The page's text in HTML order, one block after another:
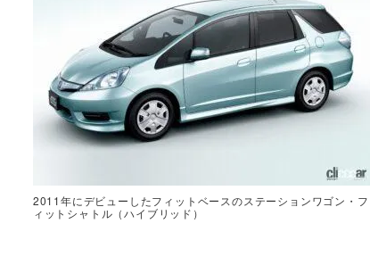
2011年にデビューしたフィットベースのステーションワゴン・フ
ィットシャトル（ハイブリッド）